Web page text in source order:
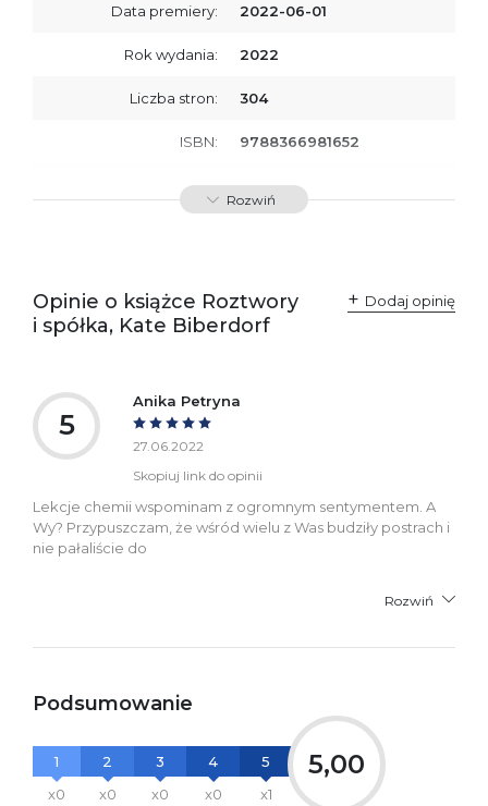
Data premiery: 2022-06-01
Rok wydania: 2022
Liczba stron: 304
ISBN: 9788366981652
SKU: E800222
Polska
kontakt@wydajenamsie.pl
+48 61 623 38 38
informacje dotyczące
bezpieczeństwa:
Rozwiń
Opinie o książce Roztwory
i spółka, Kate Biberdorf
Dodaj opinię
5
Anika Petryna
27.06.2022
Skopiuj link do opinii
Lekcje chemii wspominam z ogromnym sentymentem. A
Wy? Przypuszczam, że wśród wielu z Was budziły postrach i
nie pałaliście do
Rozwiń
Podsumowanie
1
x0
2
x0
3
x0
4
x0
5
x1
5,00